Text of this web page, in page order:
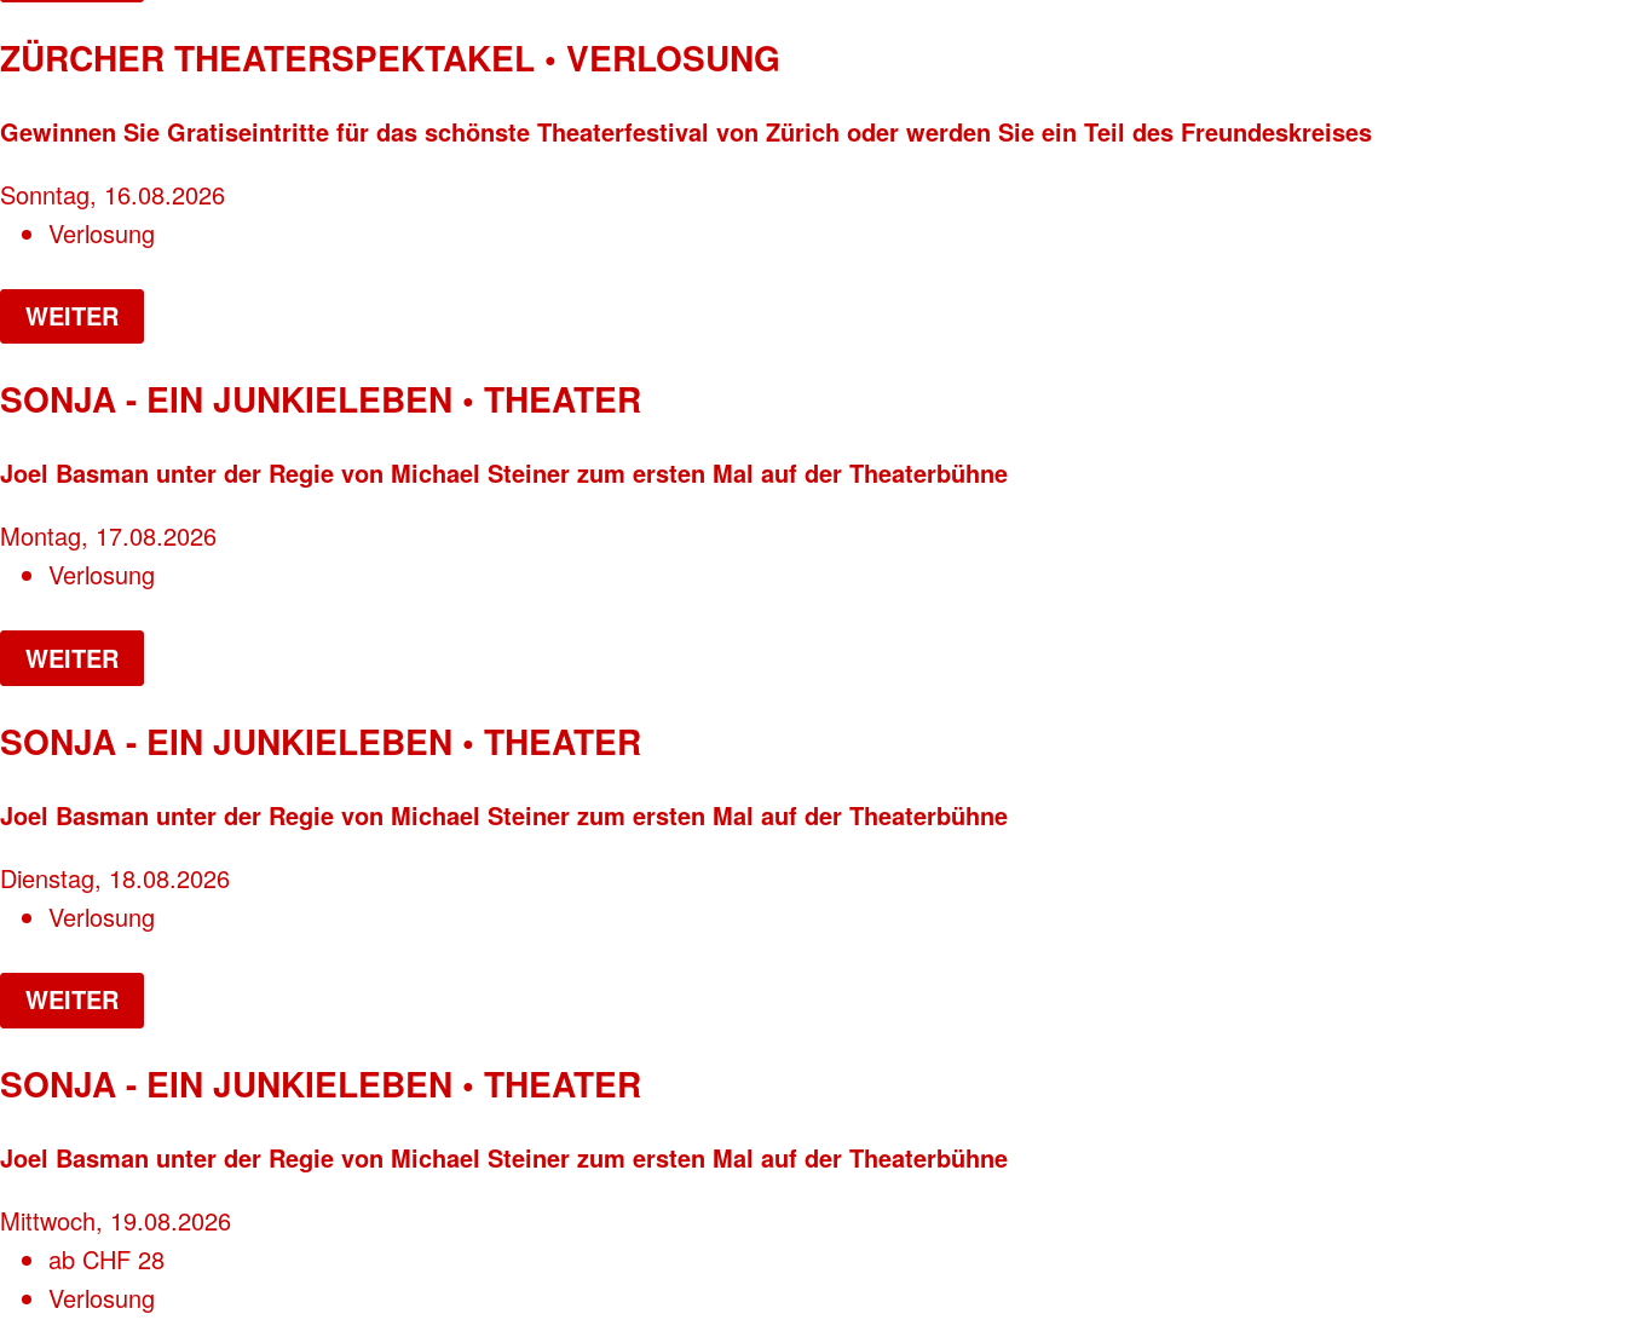
ZÜRCHER THEATERSPEKTAKEL • VERLOSUNG
Gewinnen Sie Gratiseintritte für das schönste Theaterfestival von Zürich oder werden Sie ein Teil des Freundeskreises
Sonntag, 16.08.2026
Verlosung
WEITER
SONJA - EIN JUNKIELEBEN • THEATER
Joel Basman unter der Regie von Michael Steiner zum ersten Mal auf der Theaterbühne
Montag, 17.08.2026
Verlosung
WEITER
SONJA - EIN JUNKIELEBEN • THEATER
Joel Basman unter der Regie von Michael Steiner zum ersten Mal auf der Theaterbühne
Dienstag, 18.08.2026
Verlosung
WEITER
SONJA - EIN JUNKIELEBEN • THEATER
Joel Basman unter der Regie von Michael Steiner zum ersten Mal auf der Theaterbühne
Mittwoch, 19.08.2026
ab CHF 28
Verlosung